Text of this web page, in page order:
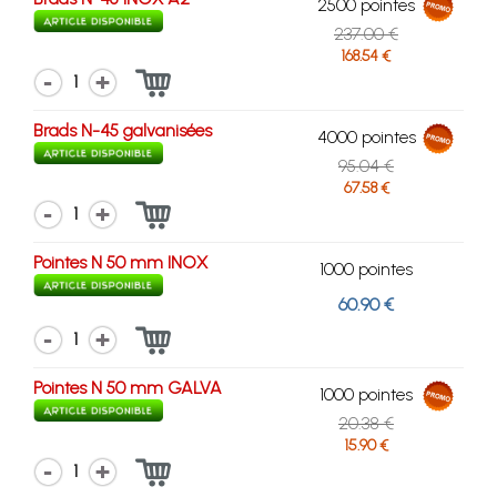
2500 pointes
237.00 €
168.54 €
1
Brads N-45 galvanisées
4000 pointes
95.04 €
67.58 €
1
Pointes N 50 mm INOX
1000 pointes
60.90 €
1
Pointes N 50 mm GALVA
1000 pointes
20.38 €
15.90 €
1